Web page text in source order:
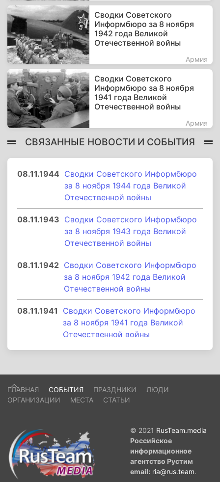
Сводки Советского
Информбюро за 8 ноября
1942 года Великой
Отечественной войны
Армия
Сводки Советского
Информбюро за 8 ноября
1941 года Великой
Отечественной войны
Армия
СВЯЗАННЫЕ НОВОСТИ И СОБЫТИЯ
08.11.1944 Сводки Советского Информбюро
за 8 ноября 1944 года Великой
Отечественной войны
08.11.1943 Сводки Советского Информбюро
за 8 ноября 1943 года Великой
Отечественной войны
08.11.1942 Сводки Советского Информбюро
за 8 ноября 1942 года Великой
Отечественной войны
08.11.1941
Сводки Советского Информбюро
за 8 ноября 1941 года Великой
Отечественной войны
ГЛАВНАЯ СОБЫТИЯ ПРАЗДНИКИ
ЛЮДИ
ОРГАНИЗАЦИИ
МЕСТА СТАТЬИ
© 2021 RusTeam.media
Российское
информационное
агентство Рустим
email: ria@rus.team.